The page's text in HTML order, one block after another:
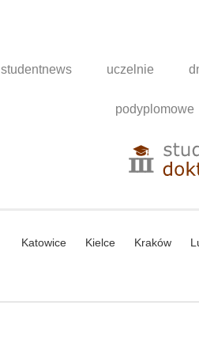
studentnews uczelnie
podyplomowe
Katowice Kielce Kraków